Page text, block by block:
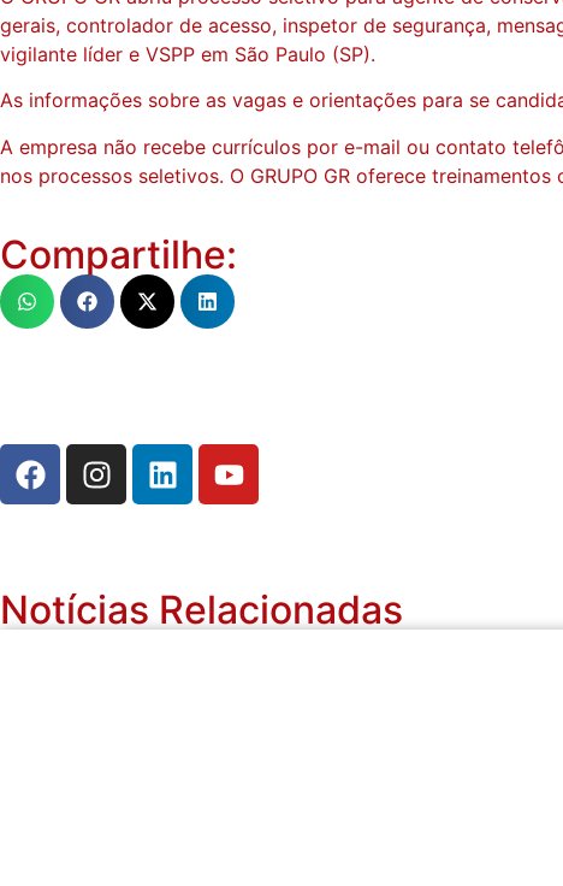
gerais, controlador de acesso, inspetor de segurança,
vigilante líder e VSPP em São Paulo (SP).
As informações sobre as vagas e orientações para se
A empresa não recebe currículos por e-mail ou contato
nos processos seletivos. O GRUPO GR oferece
Compartilhe:
Notícias Relacionadas